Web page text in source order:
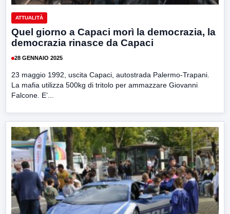
ATTUALITÀ
Quel giorno a Capaci morì la democrazia, la
democrazia rinasce da Capaci
28 GENNAIO 2025
23 maggio 1992, uscita Capaci, autostrada Palermo-Trapani.
La mafia utilizza 500kg di tritolo per ammazzare Giovanni
Falcone. E’...